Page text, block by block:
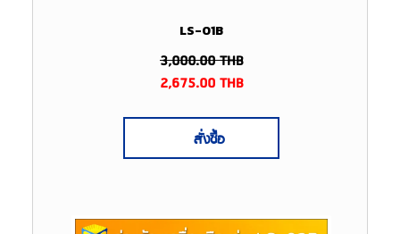
LS-01B
3,000.00THB
2,675.00THB
สั่งซื้อ